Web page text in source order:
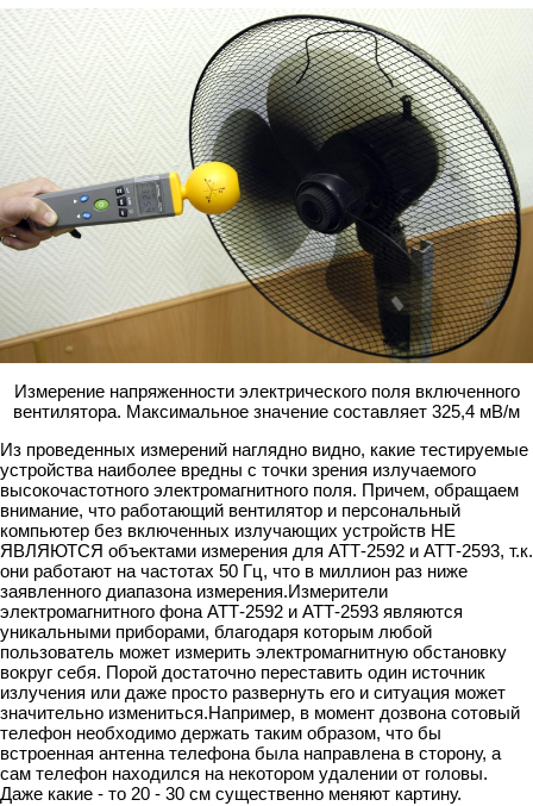
Измерение напряженности электрического поля включенного
вентилятора. Максимальное значение составляет 325,4 мВ/м
Из проведенных измерений наглядно видно, какие тестируемые
устройства наиболее вредны с точки зрения излучаемого
высокочастотного электромагнитного поля. Причем, обращаем
внимание, что работающий вентилятор и персональный
компьютер без включенных излучающих устройств НЕ
ЯВЛЯЮТСЯ объектами измерения для АТТ-2592 и АТТ-2593, т.к.
они работают на частотах 50 Гц, что в миллион раз ниже
заявленного диапазона измерения.Измерители
электромагнитного фона АТТ-2592 и АТТ-2593 являются
уникальными приборами, благодаря которым любой
пользователь может измерить электромагнитную обстановку
вокруг себя. Порой достаточно переставить один источник
излучения или даже просто развернуть его и ситуация может
значительно измениться.Например, в момент дозвона сотовый
телефон необходимо держать таким образом, что бы
встроенная антенна телефона была направлена в сторону, а
сам телефон находился на некотором удалении от головы.
Даже какие - то 20 - 30 см существенно меняют картину.